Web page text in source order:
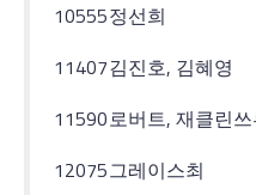
10555정선희
11407김진호, 김혜영
11590로버트, 재클린
12075그레이스최